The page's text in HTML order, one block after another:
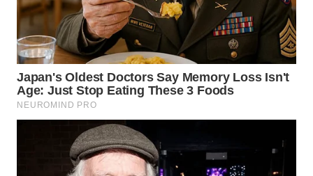
TINGGI
WN
PAKPAK
WN
KARAWANG